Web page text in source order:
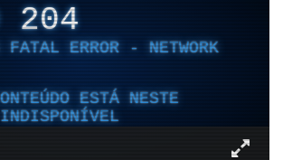
204
ERROR - NETWORK
ESTÁ NESTE
INDISPONÍVEL